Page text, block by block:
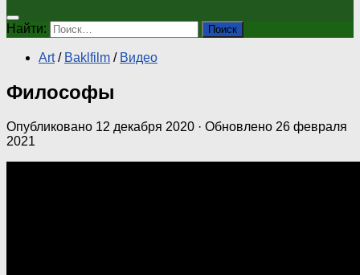
Найти:
Art / Baklfilm / Видео
Философы
Опубликовано 12 декабря 2020 · Обновлено 26 февраля
2021